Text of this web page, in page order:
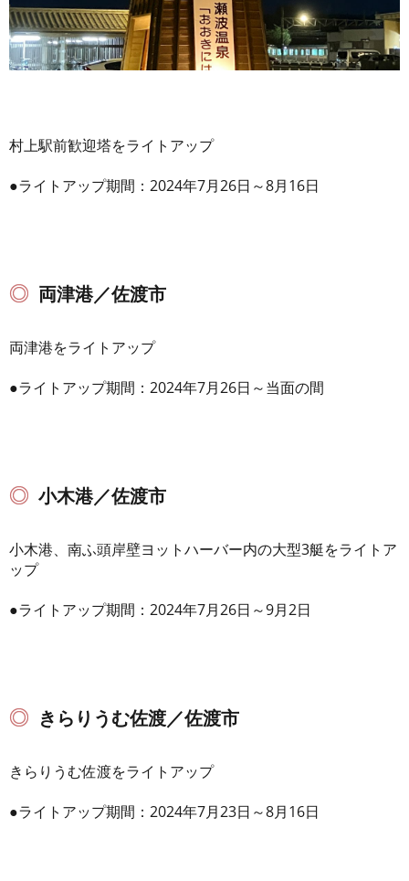
村上駅前歓迎塔をライトアップ
●ライトアップ期間：2024年7月26日～8月16日
両津港／佐渡市
両津港をライトアップ
●ライトアップ期間：2024年7月26日～当面の間
小木港／佐渡市
小木港、南ふ頭岸壁ヨットハーバー内の大型3艇をライトア
ップ
●ライトアップ期間：2024年7月26日～9月2日
きらりうむ佐渡／佐渡市
きらりうむ佐渡をライトアップ
●ライトアップ期間：2024年7月23日～8月16日